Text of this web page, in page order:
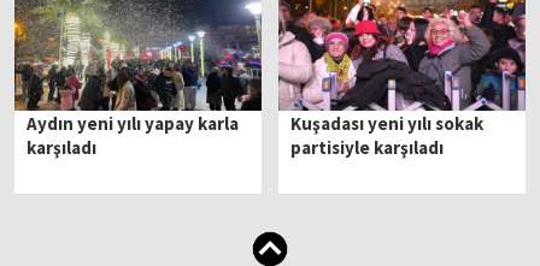
Aydın yeni yılı yapay karla
karşıladı
Kuşadası yeni yılı sokak
partisiyle karşıladı